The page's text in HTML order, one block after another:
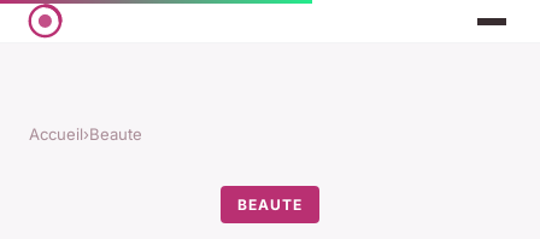
Accueil›Beaute
BEAUTE